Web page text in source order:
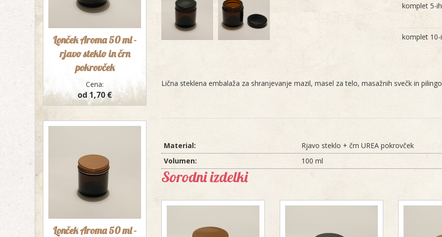
Lonček Aroma 50 ml -
rjavo steklo in črn
pokrovček
Cena:
od 1,70 €
Lonček Aroma 50 ml -
komplet 5-ih
komplet 10-
Lična steklena embalaža za shranjevanje mazil, masel za telo, masažnih svečk in
Material:
Rjavo steklo + črn UREA pokrovček
Volumen:
100 ml
Sorodni izdelki